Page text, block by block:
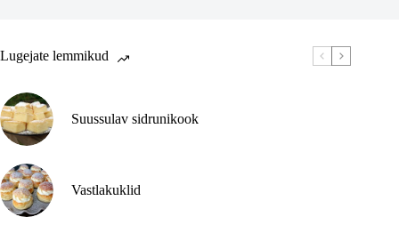
Lugejate lemmikud
Suussulav sidrunikook
Vastlakuklid